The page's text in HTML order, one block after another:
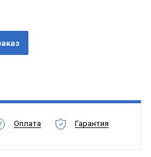
Оплата Гарантия